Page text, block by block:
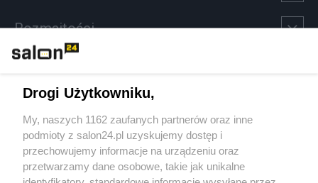
Rozmaitości
Sport
Społeczeństwo
Drogi Użytkowniku,
My, naszych 1162 zaufanych partnerów oraz inne
podmioty z salon24.pl uzyskujemy dostęp i
przechowujemy informacje na urządzeniu oraz
przetwarzamy dane osobowe, takie jak unikalne